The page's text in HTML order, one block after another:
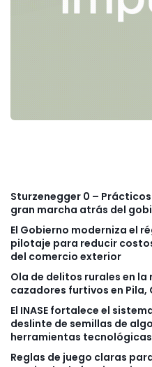
Sturzenegger 0 –
gran marcha atrás del
El Gobierno moderniza el
pilotaje para reducir
del comercio exterior
Ola de delitos rurales en
cazadores furtivos en Pila,
El INASE fortalece el
deslinte de semillas de
herramientas tecnológicas
Reglas de juego claras